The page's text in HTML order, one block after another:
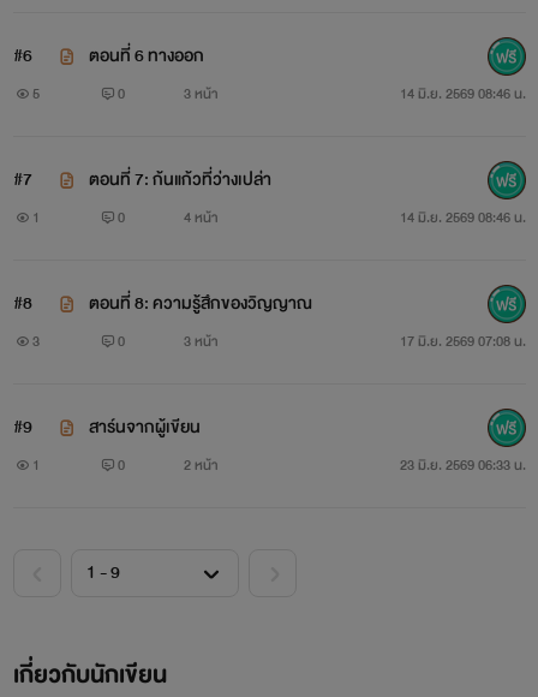
#6 ตอนที่ 6 ทางออก
5 0 3 หน้า 14 มิ.ย. 2569 08:46 น.
#7 ตอนที่ 7: ก้นแก้วที่ว่างเปล่า
1 0 4 หน้า 14 มิ.ย. 2569 08:46 น.
#8 ตอนที่ 8: ความรู้สึกของวิญญาณ
3 0 3 หน้า 17 มิ.ย. 2569 07:08 น.
#9 สาร์นจากผู้เขียน
1 0 2 หน้า 23 มิ.ย. 2569 06:33 น.
เกี่ยวกับนักเขียน